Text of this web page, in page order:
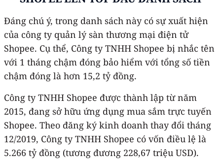
Đáng chú ý, trong danh sách này có sự xuất hiện
của công ty quản lý sàn thương mại điện tử
Shopee. Cụ thể, Công ty TNHH Shopee bị nhắc tên
với 1 tháng chậm đóng bảo hiểm với tổng số tiền
chậm đóng là hơn 15,2 tỷ đồng.
Công ty TNHH Shopee được thành lập từ năm
2015, đang sở hữu ứng dụng mua sắm trực tuyến
Shopee. Theo đăng ký kinh doanh thay đổi tháng
12/2019, Công ty TNHH Shopee có vốn điều lệ là
5.266 tỷ đồng (tương đương 228,67 triệu USD).